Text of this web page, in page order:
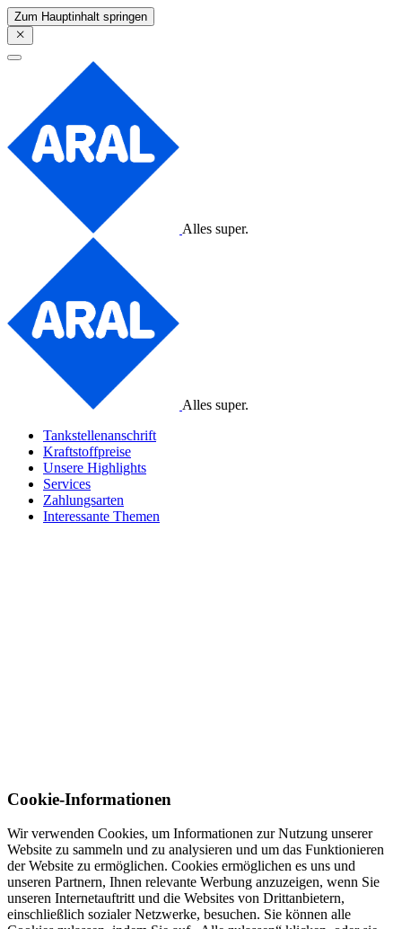
Zum Hauptinhalt springen
Alles super.
Alles super.
Tankstellenanschrift
Kraftstoffpreise
Unsere Highlights
Services
Zahlungsarten
Interessante Themen
Cookie-Informationen
Wir verwenden Cookies, um Informationen zur Nutzung unserer
Website zu sammeln und zu analysieren und um das Funktionieren
der Website zu ermöglichen. Cookies ermöglichen es uns und
unseren Partnern, Ihnen relevante Werbung anzuzeigen, wenn Sie
unseren Internetauftritt und die Websites von Drittanbietern,
einschließlich sozialer Netzwerke, besuchen. Sie können alle